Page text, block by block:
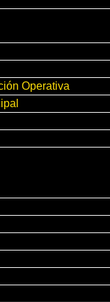
Operativa